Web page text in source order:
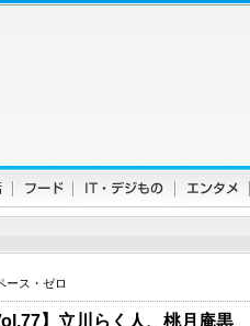
ース・ゼロ
】立川らく人、桃月庵黒